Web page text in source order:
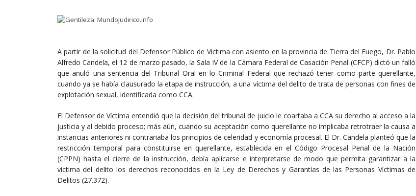
A partir de la solicitud del Defensor Público de Victima con asiento en la provincia de Tierra del Fuego, Dr. Pablo
Alfredo Candela, el 12 de marzo pasado, la Sala IV de la Cámara Federal de Casación Penal (CFCP) dictó un falló
que anuló una sentencia del Tribunal Oral en lo Criminal Federal que rechazó tener como parte querellante,
cuando ya se había clausurado la etapa de instrucción, a una víctima del delito de trata de personas con fines de
explotación sexual, identificada como CCA.
El Defensor de Víctima entendió que la decisión del tribunal de juicio le coartaba a CCA su derecho al acceso a la
justicia y al debido proceso; más aún, cuando su aceptación como querellante no implicaba retrotraer la causa a
instancias anteriores ni contrariaba los principios de celeridad y economía procesal. El Dr. Candela planteó que la
restricción temporal para constituirse en querellante, establecida en el Código Procesal Penal de la Nación
(CPPN) hasta el cierre de la instrucción, debía aplicarse e interpretarse de modo que permita garantizar a la
víctima del delito los derechos reconocidos en la Ley de Derechos y Garantías de las Personas Víctimas de
Delitos (27.372).